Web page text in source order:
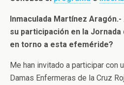
Inmaculada Martínez
su participación en la
en torno a esta efeméride?
Me han invitado a participar con
Damas Enfermeras de la Cruz